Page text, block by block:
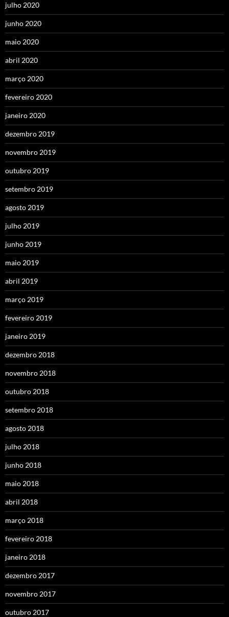
julho 2020
junho 2020
maio 2020
abril 2020
março 2020
fevereiro 2020
janeiro 2020
dezembro 2019
novembro 2019
outubro 2019
setembro 2019
agosto 2019
julho 2019
junho 2019
maio 2019
abril 2019
março 2019
fevereiro 2019
janeiro 2019
dezembro 2018
novembro 2018
outubro 2018
setembro 2018
agosto 2018
julho 2018
junho 2018
maio 2018
abril 2018
março 2018
fevereiro 2018
janeiro 2018
dezembro 2017
novembro 2017
outubro 2017